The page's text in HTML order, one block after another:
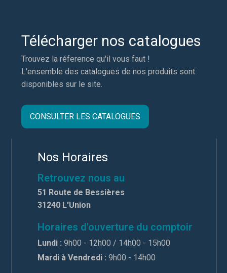
Télécharger nos catalogues
Trouvez la réference qu'il vous faut !
L'ensemble des catalogues de nos produits sont
disponibles sur le site.
CONSULTER LES CATALOGUES
Nos Horaires
Retrouvez nous au
51 Route de Bessières
31240 L'Union
Horaires d'ouverture du comptoir
Lundi : 9h00 - 12h00 / 14h00 - 15h00
Mardi à Vendredi : 9h00 - 14h00